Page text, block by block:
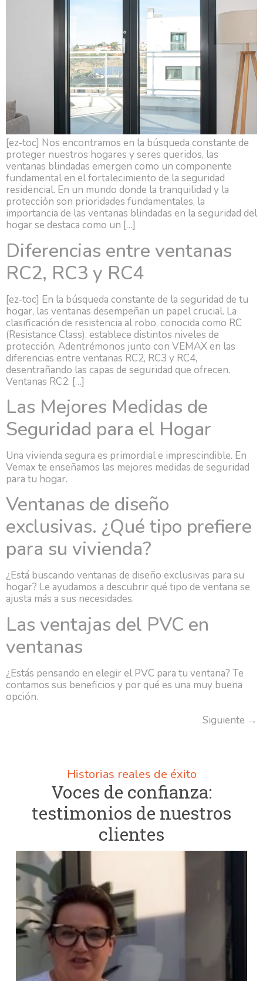
[ez-toc] Nos encontramos en la búsqueda constante de
proteger nuestros hogares y seres queridos, las
ventanas blindadas emergen como un componente
fundamental en el fortalecimiento de la seguridad
residencial. En un mundo donde la tranquilidad y la
protección son prioridades fundamentales, la
importancia de las ventanas blindadas en la seguridad del
hogar se destaca como un […]
Diferencias entre ventanas
RC2, RC3 y RC4
[ez-toc] En la búsqueda constante de la seguridad de tu
hogar, las ventanas desempeñan un papel crucial. La
clasificación de resistencia al robo, conocida como RC
(Resistance Class), establece distintos niveles de
protección. Adentrémonos junto con VEMAX en las
diferencias entre ventanas RC2, RC3 y RC4,
desentrañando las capas de seguridad que ofrecen.
Ventanas RC2: […]
Las Mejores Medidas de
Seguridad para el Hogar
Una vivienda segura es primordial e imprescindible. En
Vemax te enseñamos las mejores medidas de seguridad
para tu hogar.
Ventanas de diseño
exclusivas. ¿Qué tipo prefiere
para su vivienda?
¿Está buscando ventanas de diseño exclusivas para su
hogar? Le ayudamos a descubrir qué tipo de ventana se
ajusta más a sus necesidades.
Las ventajas del PVC en
ventanas
¿Estás pensando en elegir el PVC para tu ventana? Te
contamos sus beneficios y por qué es una muy buena
opción.
Siguiente →
Historias reales de éxito
Voces de confianza:
testimonios de nuestros
clientes